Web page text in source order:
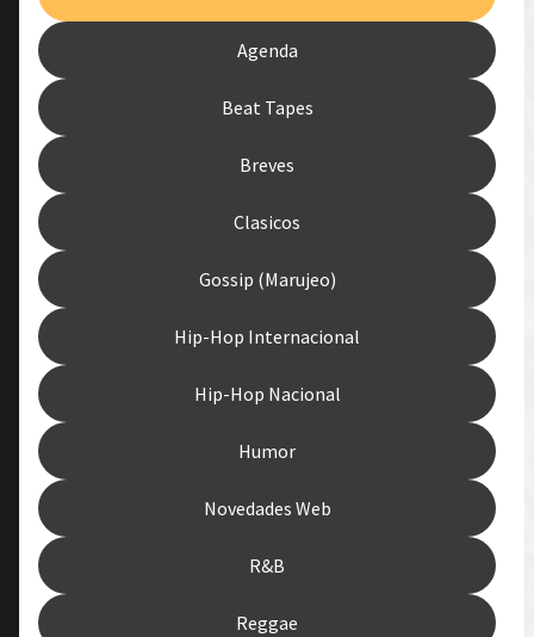
Agenda
Beat Tapes
Breves
Clasicos
Gossip (Marujeo)
Hip-Hop Internacional
Hip-Hop Nacional
Humor
Novedades Web
R&B
Reggae